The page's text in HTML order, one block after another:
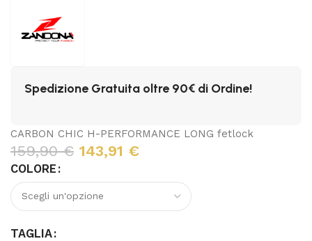
Spedizione Gratuita oltre 90€ di Ordine!
CARBON CHIC H-PERFORMANCE LONG fetlock
159,90€ 143,91 €
COLORE
TAGLIA